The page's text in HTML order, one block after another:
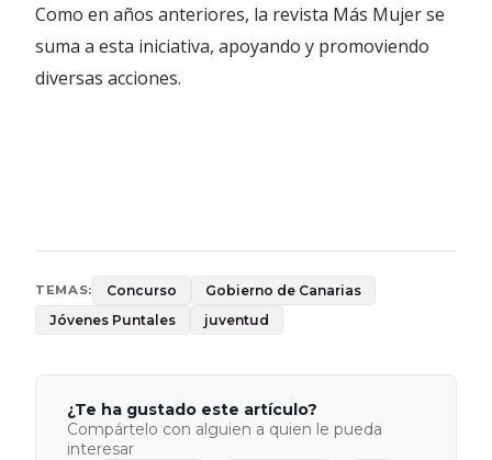
Como en años anteriores, la revista Más Mujer se
suma a esta iniciativa, apoyando y promoviendo
diversas acciones.
TEMAS: Concurso
Gobierno de Canarias
Jóvenes Puntales
juventud
¿Te ha gustado este artículo?
Compártelo con alguien a quien le pueda
interesar